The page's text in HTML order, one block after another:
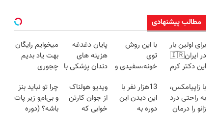
مطالب پیشنهادی
برای اولین بار
در ایران🇮🇷
این دکتر کرم
روزه ساخت!
با این روش
توی
خونه،سفیدی و
برگردون
(40%off)
پایان دغدغه
هزینه های
دندان پزشکی با
کننده خانگی
میخوایم رایگان
بهت یاد بدیم
چجوری
نداری امتحانش
مجانیه
با زاپیامکس،
به راحتی درد
زانو را درمان
13هزار نفر با
این دیدن این
دوره به
ویدیو هولناک
از جوان کارتن
خوابی که
چرا تو نباید بنز
و بی‌ام‌و زیر پات
باشه؟ (دوره